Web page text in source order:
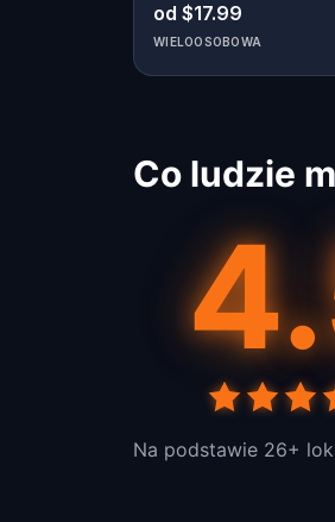
od $17.99
WIELOOSOBOWA
Co ludzie
Na podstawie 26+